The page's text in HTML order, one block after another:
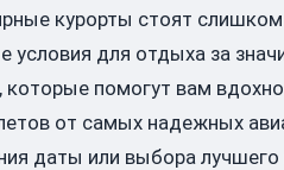
курорты стоят
для отдыха за
помогут вам
от самых надежных
даты или выбора